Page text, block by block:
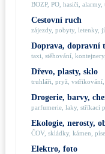
BOZP, PO, hasiči, alarmy,
Cestovní ruch
zájezdy, pobyty, letenky,
Doprava, dopravní
taxi, stěhování,
Dřevo, plasty, sklo
truhláři, pryž, vstřikování,
Drogerie, barvy,
parfumerie, laky, stříkací
Ekologie, nerosty,
ČOV, skládky, kámen,
Elektro, foto